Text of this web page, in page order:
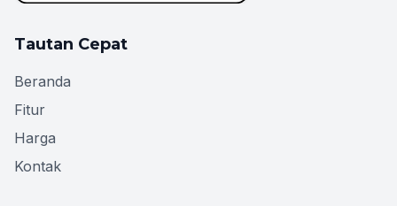
Tautan Cepat
Beranda
Fitur
Harga
Kontak